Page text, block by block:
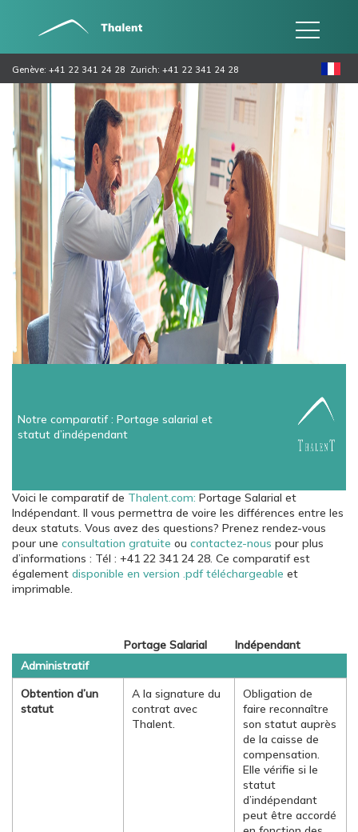
Genève: +41 22 341 24 28 Zurich: +41 22 341 24 28
Notre comparatif : Portage salarial et
statut d’indépendant
Voici le comparatif de Thalent.com: Portage Salarial et
Indépendant. Il vous permettra de voire les différences entre les
deux statuts. Vous avez des questions? Prenez rendez-vous
pour une consultation gratuite ou contactez-nous pour plus
d’informations : Tél : +41 22 341 24 28. Ce comparatif est
également disponible en version .pdf téléchargeable et
imprimable.
Portage Salarial
Indépendant
Administratif
Obtention d’un
statut
A la signature du
contrat avec
Thalent.
Obligation de
faire reconnaître
son statut auprès
de la caisse de
compensation.
Elle vérifie si le
statut
d’indépendant
peut être accordé